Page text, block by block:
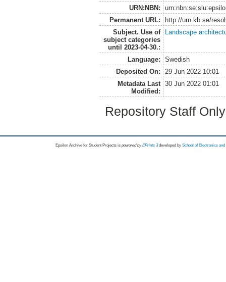
URN:NBN:
Permanent URL:
http://urn.kb.se/
Subject. Use of
subject categories
until 2023-04-30.:
Landscape
Language:
Swedish
Deposited On:
29 Jun 2022 10:01
Metadata Last
Modified:
30 Jun 2022 01:01
Repository Staff
Epsilon Archive for Student Projects is powored byEPrints 3 developed by School of Electronics